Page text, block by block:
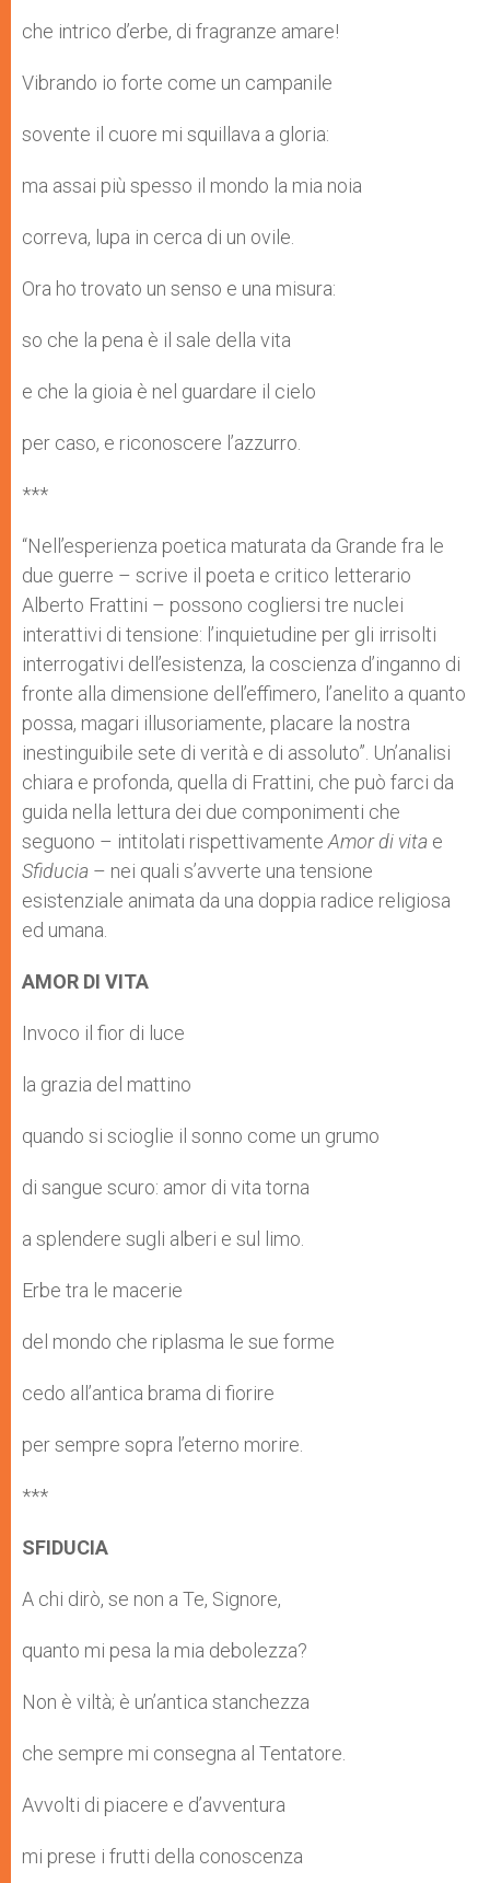
che intrico d’erbe, di fragranze amare!
Vibrando io forte come un campanile
sovente il cuore mi squillava a gloria:
ma assai più spesso il mondo la mia noia
correva, lupa in cerca di un ovile.
Ora ho trovato un senso e una misura:
so che la pena è il sale della vita
e che la gioia è nel guardare il cielo
per caso, e riconoscere l’azzurro.
***
“Nell’esperienza poetica maturata da Grande fra le
due guerre – scrive il poeta e critico letterario
Alberto Frattini – possono cogliersi tre nuclei
interattivi di tensione: l’inquietudine per gli irrisolti
interrogativi dell’esistenza, la coscienza d’inganno di
fronte alla dimensione dell’effimero, l’anelito a quanto
possa, magari illusoriamente, placare la nostra
inestinguibile sete di verità e di assoluto”. Un’analisi
chiara e profonda, quella di Frattini, che può farci da
guida nella lettura dei due componimenti che
seguono – intitolati rispettivamenteAmor di vita e
Sfiducia – nei quali s’avverte una tensione
esistenziale animata da una doppia radice religiosa
ed umana.
AMOR DI VITA
Invoco il fior di luce
la grazia del mattino
quando si scioglie il sonno come un grumo
di sangue scuro: amor di vita torna
a splendere sugli alberi e sul limo.
Erbe tra le macerie
del mondo che riplasma le sue forme
cedo all’antica brama di fiorire
per sempre sopra l’eterno morire.
***
SFIDUCIA
A chi dirò, se non a Te, Signore,
quanto mi pesa la mia debolezza?
Non è viltà; è un’antica stanchezza
che sempre mi consegna al Tentatore.
Avvolti di piacere e d’avventura
mi prese i frutti della conoscenza